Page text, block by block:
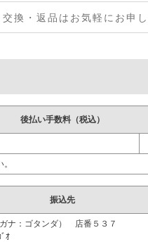
交換・返品はお気軽にお申
後払い手数料（税込）
振込先
ナ：ゴタンダ） 店番５３７
ｵ